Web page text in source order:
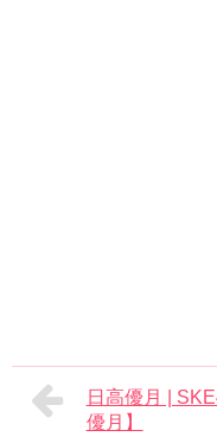
日高優月 |
優月】